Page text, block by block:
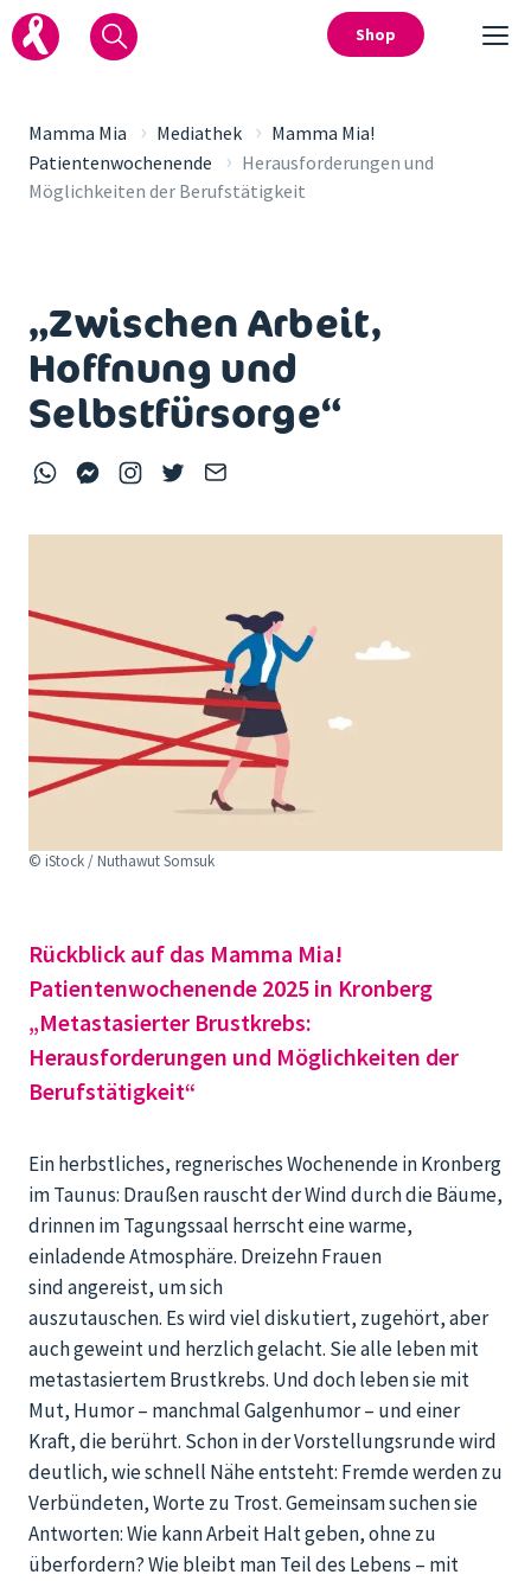
Shop
Mamma Mia › Mediathek › Mamma Mia!
Patientenwochenende
› Herausforderungen und
Möglichkeiten der Berufstätigkeit
„Zwischen Arbeit,
Hoffnung und
Selbstfürsorge“
© iStock / Nuthawut Somsuk
Rückblick auf das Mamma Mia!
Patientenwochenende 2025 in Kronberg
„Metastasierter Brustkrebs:
Herausforderungen und Möglichkeiten der
Berufstätigkeit“
Ein herbstliches, regnerisches Wochenende in Kronberg
im Taunus: Draußen rauscht der Wind durch die Bäume,
drinnen im Tagungssaal herrscht eine warme,
einladende Atmosphäre. Dreizehn Frauen
sindangereist, um sich
auszutauschen. Eswirdvieldiskutiert, zugehört, aber
auch geweint und herzlich gelacht. Sie alle leben mit
metastasiertem Brustkrebs. Und doch leben sie mit
Mut, Humor – manchmal Galgenhumor – und einer
Kraft, die berührt. Schon in der Vorstellungsrunde wird
deutlich, wie schnell Nähe entsteht: Fremde werden zu
Verbündeten, Worte zu Trost. Gemeinsam suchen sie
Antworten: Wie kann Arbeit Halt geben, ohne zu
überfordern? Wie bleibt man Teil des Lebens – mit